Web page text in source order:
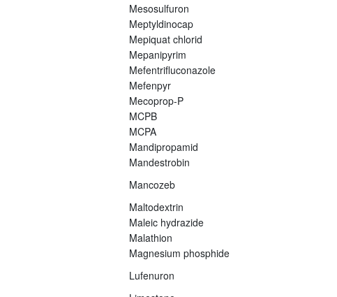
Mesosulfuron
Meptyldinocap
Mepiquat chlorid
Mepanipyrim
Mefentrifluconazole
Mefenpyr
Mecoprop-P
MCPB
MCPA
Mandipropamid
Mandestrobin
Mancozeb
Maltodextrin
Maleic hydrazide
Malathion
Magnesium phosphide
Lufenuron